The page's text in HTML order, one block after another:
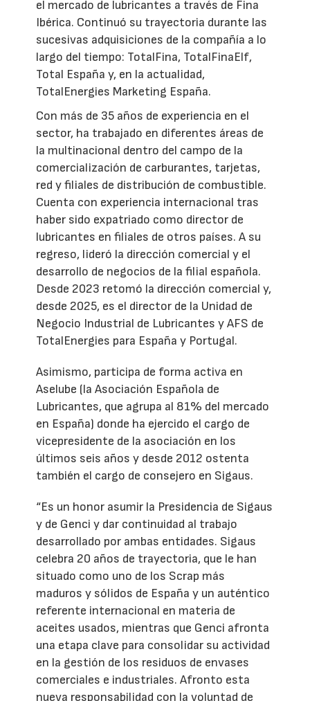
el mercado de lubricantes a través de Fina
Ibérica. Continuó su trayectoria durante las
sucesivas adquisiciones de la compañía a lo
largo del tiempo: TotalFina, TotalFinaElf,
Total España y, en la actualidad,
TotalEnergies Marketing España.
Con más de 35 años de experiencia en el
sector, ha trabajado en diferentes áreas de
la multinacional dentro del campo de la
comercialización de carburantes, tarjetas,
red y filiales de distribución de combustible.
Cuenta con experiencia internacional tras
haber sido expatriado como director de
lubricantes en filiales de otros países. A su
regreso, lideró la dirección comercial y el
desarrollo de negocios de la filial española.
Desde 2023 retomó la dirección comercial y,
desde 2025, es el director de la Unidad de
Negocio Industrial de Lubricantes y AFS de
TotalEnergies para España y Portugal.
Asimismo, participa de forma activa en
Aselube (la Asociación Española de
Lubricantes, que agrupa al 81% del mercado
en España) donde ha ejercido el cargo de
vicepresidente de la asociación en los
últimos seis años y desde 2012 ostenta
también el cargo de consejero en Sigaus.
“Es un honor asumir la Presidencia de Sigaus
y de Genci y dar continuidad al trabajo
desarrollado por ambas entidades. Sigaus
celebra 20 años de trayectoria, que le han
situado como uno de los Scrap más
maduros y sólidos de España y un auténtico
referente internacional en materia de
aceites usados, mientras que Genci afronta
una etapa clave para consolidar su actividad
en la gestión de los residuos de envases
comerciales e industriales. Afronto esta
nueva responsabilidad con la voluntad de